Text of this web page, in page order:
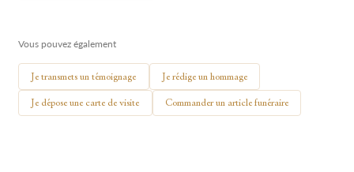
🕯 Allumer ma bougie
Vous pouvez également
Je transmets un témoignage Je rédige un hommage
Je dépose une carte de visite Commander un article funéraire